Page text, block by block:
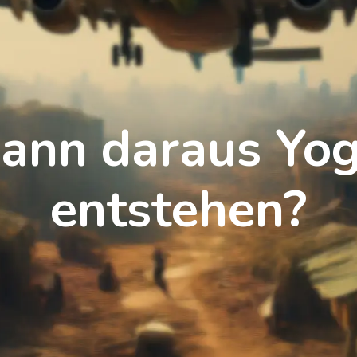
daraus
entstehen?